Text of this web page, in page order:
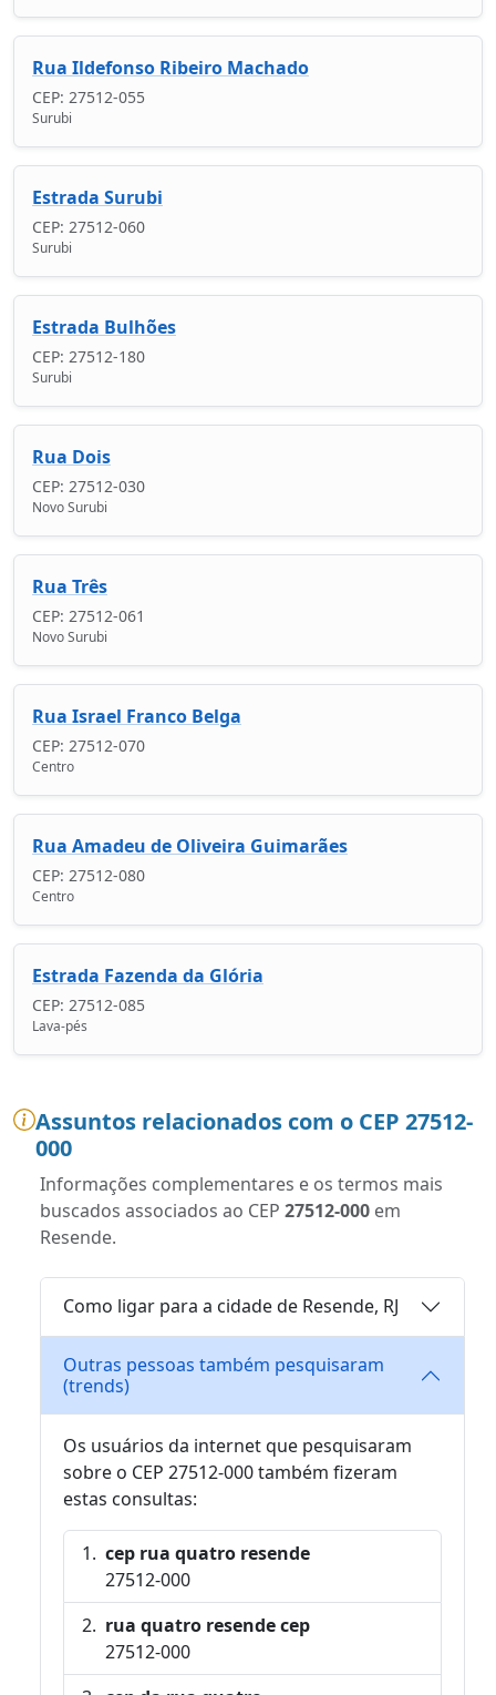
Rua Ildefonso Ribeiro Machado
CEP: 27512-055
Surubi
Estrada Surubi
CEP: 27512-060
Surubi
Estrada Bulhões
CEP: 27512-180
Surubi
Rua Dois
CEP: 27512-030
Novo Surubi
Rua Três
CEP: 27512-061
Novo Surubi
Rua Israel Franco Belga
CEP: 27512-070
Centro
Rua Amadeu de Oliveira Guimarães
CEP: 27512-080
Centro
Estrada Fazenda da Glória
CEP: 27512-085
Lava-pés
Assuntos relacionados com o CEP 27512-
000
Informações complementares e os termos mais
buscados associados ao CEP 27512-000 em
Resende.
Como ligar para a cidade de Resende, RJ
Outras pessoas também pesquisaram
(trends)
Os usuários da internet que pesquisaram
sobre o CEP 27512-000 também fizeram
estas consultas:
cep rua quatro resende
27512-000
rua quatro resende cep
27512-000